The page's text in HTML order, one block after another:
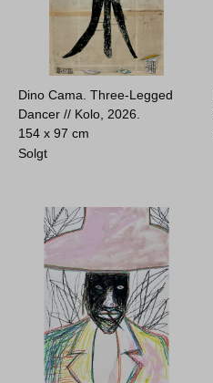
Dino Cama. Three-Legged
Dancer // Kolo, 2026.
154 x 97 cm
Solgt